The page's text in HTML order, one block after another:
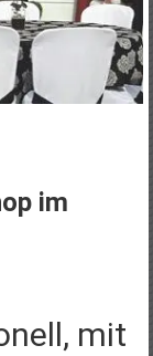
im
mit